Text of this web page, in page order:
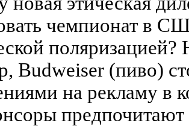
чемпионат в
Budweiser (пиво)
на рекламу в
предпочитают